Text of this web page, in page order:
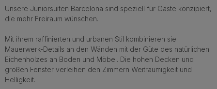
Unsere Juniorsuiten Barcelona sind speziell für Gäste konzipiert,
die mehr Freiraum wünschen.
Mit ihrem raffinierten und urbanen Stil kombinieren sie
Mauerwerk-Details an den Wänden mit der Güte des natürlichen
Eichenholzes an Boden und Möbel. Die hohen Decken und
großen Fenster verleihen den Zimmern Weiträumigkeit und
Helligkeit.